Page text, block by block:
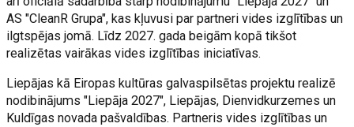
AS "CleanR Grupa", kas kļuvusi par partneri vides izglītības un
ilgtspējas jomā. Līdz 2027. gada beigām kopā tikšot
realizētas vairākas vides izglītības iniciatīvas.
Liepājas kā Eiropas kultūras galvaspilsētas projektu realizē
nodibinājums "Liepāja 2027", Liepājas, Dienvidkurzemes un
Kuldīgas novada pašvaldības. Partneris vides izglītības un